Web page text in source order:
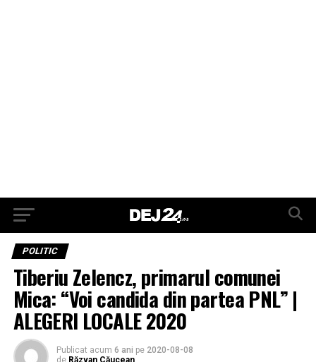
POLITIC
Tiberiu Zelencz, primarul comunei
Mica: “Voi candida din partea PNL” |
ALEGERI LOCALE 2020
Publicat acum 6 ani pe 2020-08-08
de Răzvan Căucean